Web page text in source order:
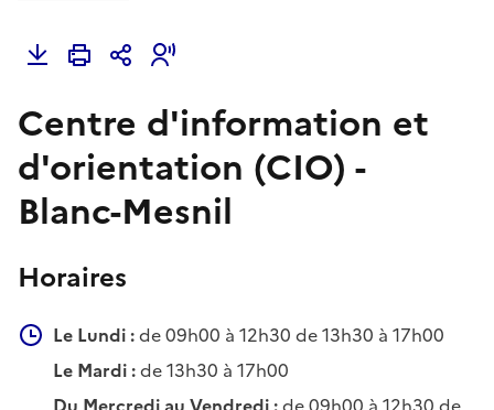
Centre d'information et
d'orientation (CIO) -
Blanc-Mesnil
Horaires
Le Lundi :de 09h00 à 12h30 de 13h30 à 17h00
Le Mardi :de 13h30 à 17h00